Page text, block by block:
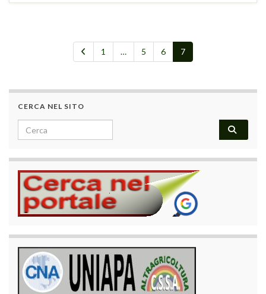
1 … 5 6 7
CERCA NEL SITO
Search for: